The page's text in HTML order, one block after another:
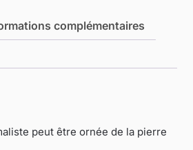
complémentaires
peut être ornée de la pierre